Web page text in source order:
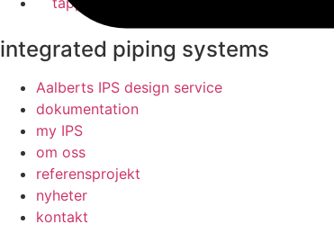
integrated piping systems
Aalberts IPS design service
dokumentation
my IPS
om oss
referensprojekt
nyheter
kontakt